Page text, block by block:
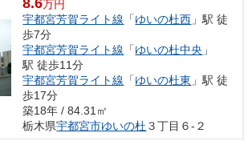
8.6万円
宇都宮芳賀ライト線 「ゆいの杜西 」駅 徒
歩7分
宇都宮芳賀ライト線 「ゆいの杜中央 」
駅 徒歩11分
宇都宮芳賀ライト線 「ゆいの杜東 」駅 徒
歩17分
築18年 / 84.31㎡
栃木県宇都宮市ゆいの杜 ３丁目６-２